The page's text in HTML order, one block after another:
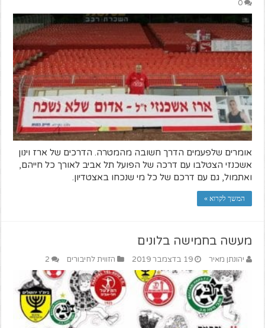
0
אומרים שלפעמים הדרך חשובה מהמטרה. הדרכים של ארז וינון
אשכנזי הצטלבו עם דרכה של הפועל תל אביב לאורך כל חייהם,
ואתמול, גם עם דרכם של כל מי שנכחו באצטדיון.
המשך לקרוא »
מעשה בחמישה בלונים
יהונתן מאיר 19 בדצמבר 2019 הזווית לחיבורים 2